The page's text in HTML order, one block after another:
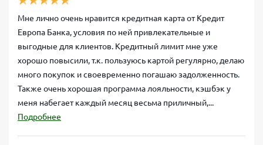
Мне лично очень нравится кредитная карта от Кредит
Европа Банка, условия по ней привлекательные и
выгодные для клиентов. Кредитный лимит мне уже
хорошо повысили, т.к. пользуюсь картой регулярно, делаю
много покупок и своевременно погашаю задолженность.
Также очень хорошая программа лояльности, кэшбэк у
меня набегает каждый месяц весьма приличный,...
Подробнее